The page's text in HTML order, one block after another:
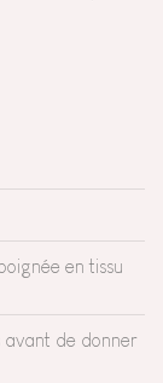
en tissu
avant de donner